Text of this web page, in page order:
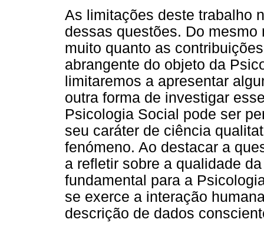
As limitações deste trabalho
dessas questões. Do
muito quanto as
abrangente do objeto da
limitaremos a apresentar
outra forma de investigar
Psicologia Social pode ser
seu caráter de ciência
fenómeno. Ao destacar a
a refletir sobre a qualidade
fundamental para a
se exerce a interação
descrição de dados